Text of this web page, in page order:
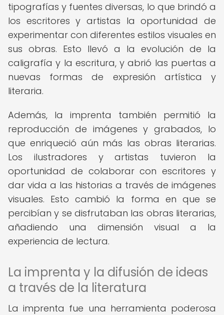
tipografías y fuentes diversas, lo que brindó a
los escritores y artistas la oportunidad de
experimentar con diferentes estilos visuales en
sus obras. Esto llevó a la evolución de la
caligrafía y la escritura, y abrió las puertas a
nuevas formas de expresión artística y
literaria.
Además, la imprenta también permitió la
reproducción de imágenes y grabados, lo
que enriqueció aún más las obras literarias.
Los ilustradores y artistas tuvieron la
oportunidad de colaborar con escritores y
dar vida a las historias a través de imágenes
visuales. Esto cambió la forma en que se
percibían y se disfrutaban las obras literarias,
añadiendo una dimensión visual a la
experiencia de lectura.
La imprenta y la difusión de ideas
a través de la literatura
La imprenta fue una herramienta poderosa